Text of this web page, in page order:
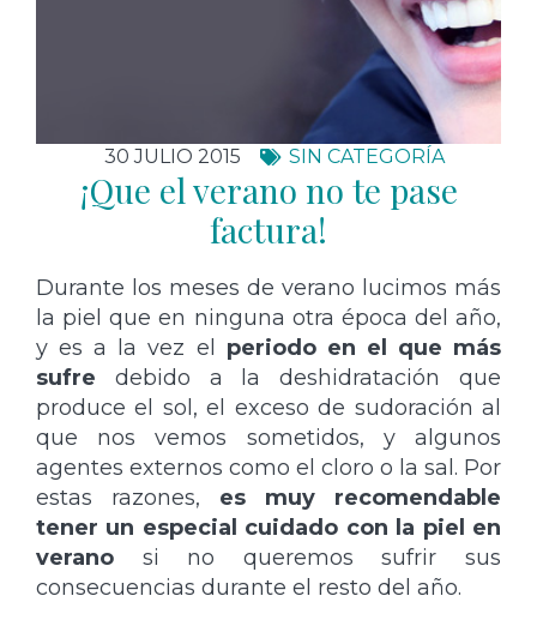
30 JULIO 2015 SIN CATEGORÍA
¡Que el verano no te pase
factura!
Durante los meses de verano lucimos más
la piel que en ninguna otra época del año,
y es a la vez el periodo en el que más
sufre debido a la deshidratación que
produce el sol, el exceso de sudoración al
que nos vemos sometidos, y algunos
agentes externos como el cloro o la sal. Por
estas razones, es muy recomendable
tener un especial cuidado con la piel en
verano si no queremos sufrir sus
consecuencias durante el resto del año.